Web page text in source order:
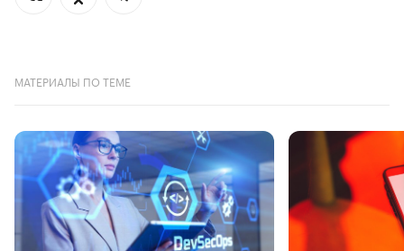
МАТЕРИАЛЫ ПО ТЕМЕ